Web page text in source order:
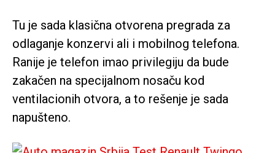
Tu je sada klasična otvorena pregrada za
odlaganje konzervi ali i mobilnog telefona.
Ranije je telefon imao privilegiju da bude
zakačen na specijalnom nosaču kod
ventilacionih otvora, a to rešenje je sada
napušteno.